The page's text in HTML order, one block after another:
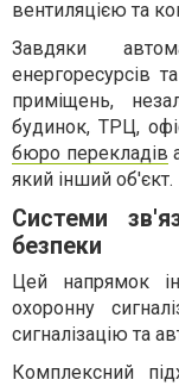
вентиляцією та
Завдяки
енергоресурсів
приміщень,
будинок, ТРЦ,
бюро перекладів
який інший об'єкт.
Системи
безпеки
Цей напрямок
охоронну
сигналізацію та
Комплексний